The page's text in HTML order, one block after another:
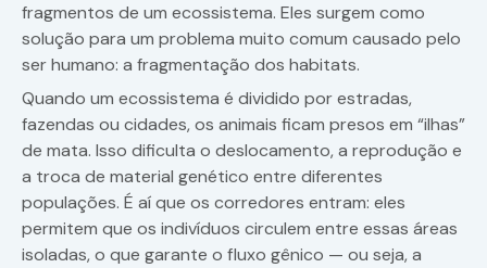
fragmentos de um ecossistema. Eles surgem como
solução para um problema muito comum causado pelo
ser humano: a fragmentação dos habitats.
Quando um ecossistema é dividido por estradas,
fazendas ou cidades, os animais ficam presos em “ilhas”
de mata. Isso dificulta o deslocamento, a reprodução e
a troca de material genético entre diferentes
populações. É aí que os corredores entram: eles
permitem que os indivíduos circulem entre essas áreas
isoladas, o que garante o fluxo gênico — ou seja, a